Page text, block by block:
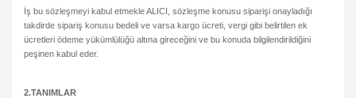
İş bu sözleşmeyi kabul etmekle ALICI, sözleşme konusu siparişi onayladığı
takdirde sipariş konusu bedeli ve varsa kargo ücreti, vergi gibi belirtilen ek
ücretleri ödeme yükümlülüğü altına gireceğini ve bu konuda bilgilendirildiğini
peşinen kabul eder.
2.TANIMLAR